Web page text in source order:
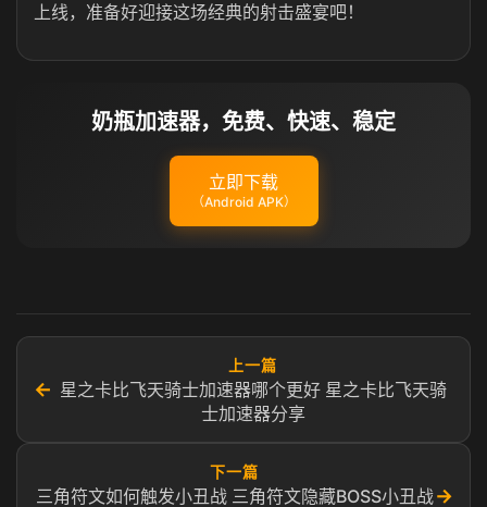
上线，准备好迎接这场经典的射击盛宴吧！
奶瓶加速器，免费、快速、稳定
立即下载
（Android APK）
←
上一篇
星之卡比飞天骑士加速器哪个更好 星之卡比飞天骑
士加速器分享
下一篇
三角符文如何触发小丑战 三角符文隐藏BOSS小丑战→